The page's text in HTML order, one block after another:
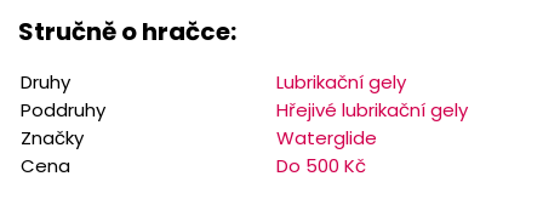
Stručně o hračce:
Druhy
Lubrikační gely
Poddruhy
Hřejivé lubrikační gely
Značky
Waterglide
Cena
Do 500 Kč